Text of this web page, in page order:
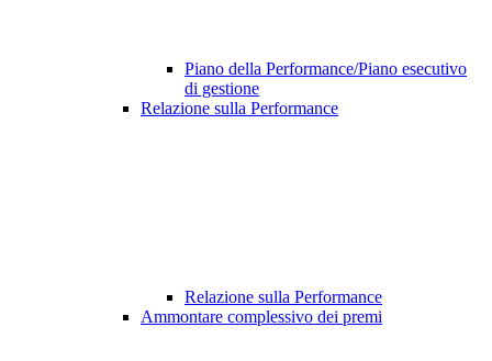
Piano della Performance/Piano esecutivo
di gestione
Relazione sulla Performance
Relazione sulla Performance
Ammontare complessivo dei premi